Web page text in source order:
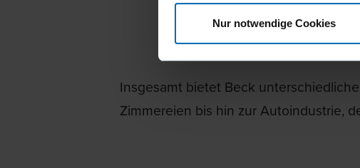
Nur notwendige Cookies
BIRGIT
Produktexpertin
Insgesamt bietet Beck
Zimmereien bis hin zur Autoindustrie,